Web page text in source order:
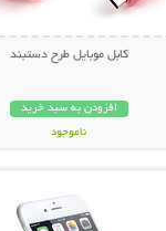
کابل موبایل طرح دستبند
افزودن به سبد خرید
ناموجود